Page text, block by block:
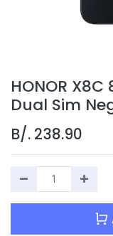
HONOR X8C
Dual Sim
B/. 238.90